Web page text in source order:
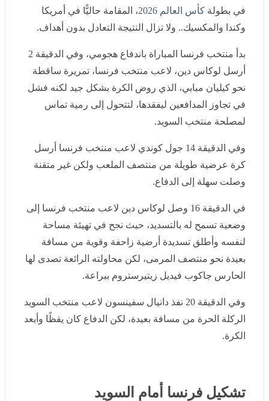
بطولةكأس العالم 2026
، المقامة حاليًّا في أمريكا وكندا
والمكسيك.. ولا تزال النتيجة التعادل بدون أهداف.
بدأ منتخب فرنسا المباراة باندفاع هجومي، وفي الدقيقة 2
أرسل لوكاس دين، لاعب منتخب فرنسا، تمريرة ساقطة نحو
كيليان مبابي، الذي روض الكرة بشكل جيد لكنه فشل في
تجاوز المدافعين ليفقدها، لتتحول إلى رمية تماس لمصلحة
منتخب السويد.
وفي الدقيقة 14 جول كوندي لاعب منتخب فرنسا أرسل كرة
عرضية طويلة من منتصف الملعب ولكن غير متقنة وصلت
سهلة إلى الدفاع.
في الدقيقة 16 وصل لوكاس دين لاعب منتخب فرنسا إلى
وضعية تسمح له بالتسديد، حيث نجح في تهيئة مساحة لنفسه
وأطلق تسديدة أرضية زاحفة وقوية من مسافة بعيدة نحو
منتصف المرمى، لكن محاولته الرائعة تصدى لها الحارس
جاكوب فيديل زيتيرستروم ببراعة.
وفي الدقيقة 20 نفذ دانيال سفينسون لاعب منتخب السويد
الركلة الحرة من مسافة بعيدة، لكن الدفاع كان يقظًا وأبعد
الكرة.
تشكيل فرنسا أمام السويد